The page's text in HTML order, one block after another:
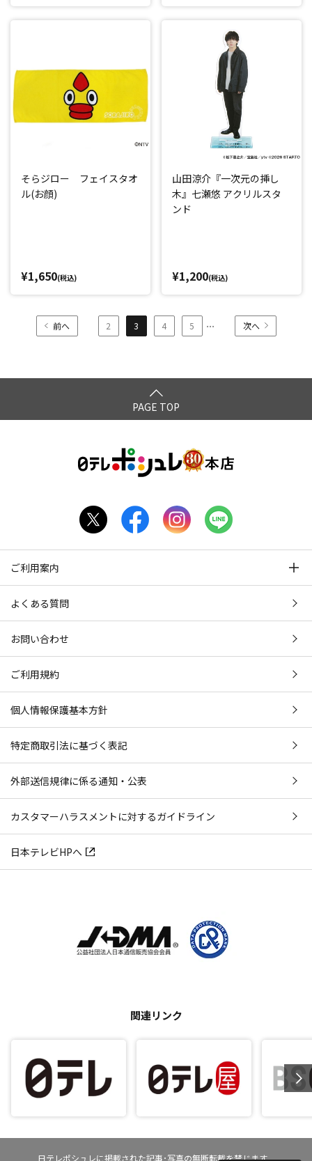
そらジロー フェイスタオ
ル(お顔)
¥1,650(税込)
山田涼介『一次元の挿し
木』七瀬悠 アクリルスタ
ンド
¥1,200(税込)
前へ 2 3 4 5 ... 次へ
PAGE TOP
ご利用案内
よくある質問
お問い合わせ
ご利用規約
個人情報保護基本方針
特定商取引法に基づく表記
外部送信規律に係る通知・公表
カスタマーハラスメントに対するガイドライン
日本テレビHPへ
関連リンク
日テレポシュレに掲載された記事･写真の無断転載を禁じます。